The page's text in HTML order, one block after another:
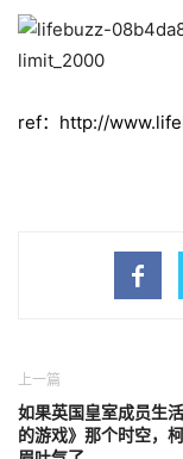
ref：http://
上一篇
如果英国皇室成员生
的游戏》那个时空，